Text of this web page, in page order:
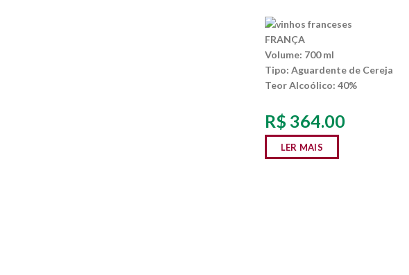
FRANÇA
Volume: 700 ml
Tipo: Aguardente de Cereja
Teor Alcoólico: 40%
R$ 364.00
LER MAIS